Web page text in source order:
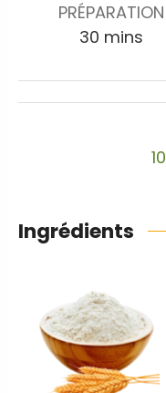
PRÉPARATION
30 mins
10
Ingrédients